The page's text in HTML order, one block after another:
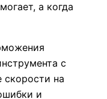
а когда
с
скорости на
и